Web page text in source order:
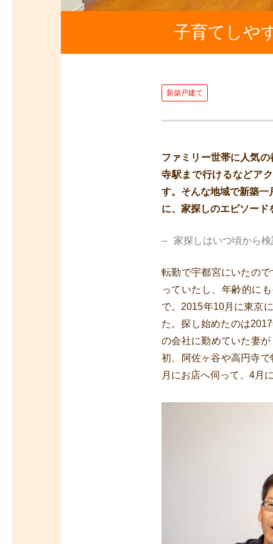
子育てしや
新築戸建て
ファミリー世帯に人気
寺駅まで行けるなどア
す。そんな地域で新築
に、家探しのエピソード
家探しはいつ頃から
転勤で宇都宮にいたの
っていたし、年齢的に
で。2015年10月に東京
た。探し始めたのは
の会社に勤めていた妻
初、阿佐ヶ谷や高円寺
月にお店へ伺って、4月